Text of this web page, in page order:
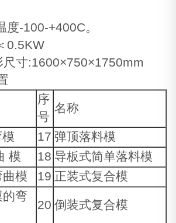
度-100-+400C。
0.5KW
尺寸:1600×750×1750mm
序
号
名称
17 弹顶落料模
模 18 导板式简单落料模
模 19 正装式复合模
弯
20 倒装式复合模